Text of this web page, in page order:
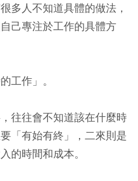
多人不知道具體的做法，
己專注於工作的具體方
工作」。
往往會不知道該在什麼時
「有始有終」，二來則是
的時間和成本。